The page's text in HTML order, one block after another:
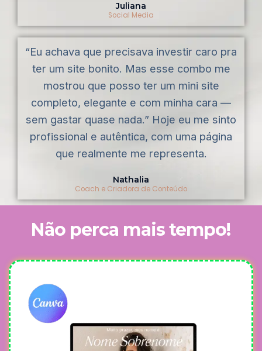
Juliana
Social Media
“Eu achava que precisava investir caro pra
ter um site bonito. Mas esse combo me
mostrou que posso ter um mini site
completo, elegante e com minha cara —
sem gastar quase nada.” Hoje eu me sinto
profissional e autêntica, com uma página
que realmente me representa.
Nathalia
Coach e Criadora de Conteúdo
Não perca mais tempo!